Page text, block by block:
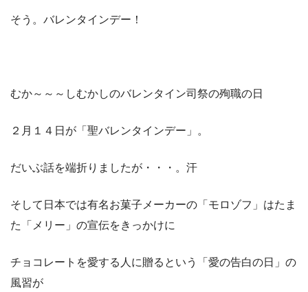
そう。バレンタインデー！
むか～～～しむかしのバレンタイン司祭の殉職の日
２月１４日が「聖バレンタインデー」。
だいぶ話を端折りましたが・・・。汗
そして日本では有名お菓子メーカーの「モロゾフ」はたま
た「メリー」の宣伝をきっかけに
チョコレートを愛する人に贈るという「愛の告白の日」の
風習が